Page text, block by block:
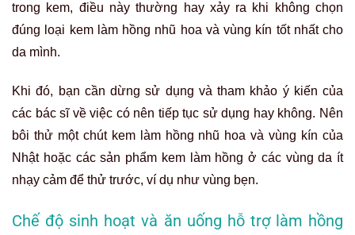
trong kem, điều này thường hay xảy ra khi không chọn
đúng loại kem làm hồng nhũ hoa và vùng kín tốt nhất cho
da mình.
Khi đó, bạn cần dừng sử dụng và tham khảo ý kiến của
các bác sĩ về việc có nên tiếp tục sử dụng hay không. Nên
bôi thử một chút kem làm hồng nhũ hoa và vùng kín của
Nhật hoặc các sản phẩm kem làm hồng ở các vùng da ít
nhạy cảm để thử trước, ví dụ như vùng bẹn.
Chế độ sinh hoạt và ăn uống hỗ trợ làm hồng